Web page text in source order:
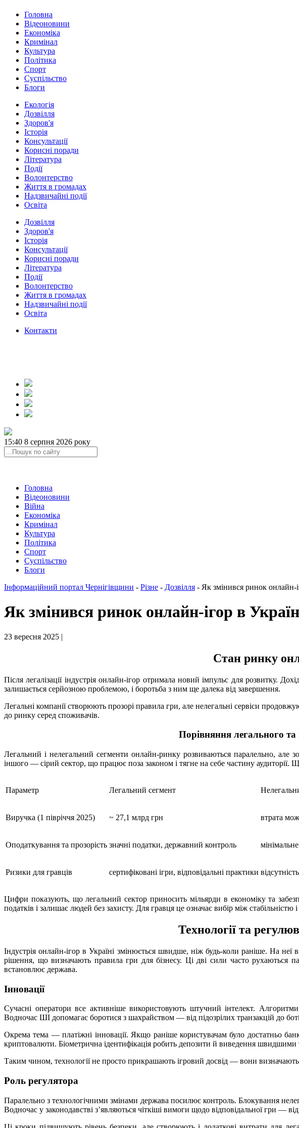
Головна
Відеоновини
Економіка
Кримінал
Культура
Політика
Спорт
Суспільство
Блоги
Екологія
Дозвілля
Здоров'я
Історія
Консультації
Корисні поради
Література
Події
Волонтерство
Життя в громадах
Надзвичайні події
Освіта
Дозвілля
Здоров'я
Історія
Консультації
Корисні поради
Література
Події
Волонтерство
Життя в громадах
Надзвичайні події
Освіта
Контакти
15:40 8 серпня 2026 року
Головна
Відеоновини
Війна
Економіка
Кримінал
Культура
Політика
Спорт
Суспільство
Блоги
Інформаційний портал Чернігівщини - Різне - Дозвілля - Як змінився ринок онлайн-
Як змінився ринок онлайн-ігор в
23 вересня 2025 |
Стан ринку
Після легалізації індустрія онлайн-ігор отримала новий імпульс для розвитку.
залишається серйозною проблемою, і боротьба з ним ще далека від завершення.
Легальні компанії створюють прозорі правила гри, але нелегальні сервіси
до ринку серед споживачів.
Порівняння легального та
Легальний і нелегальний сегменти онлайн-ринку розвиваються паралельно, але
іншого — сірий сектор, що працює поза законом і тягне на себе частину
Параметр Легальний сегмент
Виручка (1 півріччя 2025) ~ 27,1 млрд грн втрата
Оподаткування та прозорість значні податки, державний контроль
Ризики для гравців сертифіковані ігри, відповідальні практики
Цифри показують, що легальний сектор приносить мільярди в економіку та
податків і залишає людей без захисту. Для гравця це означає вибір між
Технології та
Індустрія онлайн-ігор в Україні змінюється швидше, ніж будь-коли раніше. На
рішення, що визначають правила гри для бізнесу. Ці дві сили часто рухаються
встановлює держава.
Інновації
Сучасні оператори все активніше використовують штучний інтелект.
Водночас ШІ допомагає боротися з шахрайством — від підозрілих транзакцій до
Окрема тема — платіжні інновації. Якщо раніше користувачам було достатньо
криптовалюти. Біометрична ідентифікація робить депозити й виведення
Таким чином, технології не просто прикрашають ігровий досвід — вони
Роль регулятора
Паралельно з технологічними змінами держава посилює контроль. Блокування
Водночас у законодавстві з’являються чіткіші вимоги щодо відповідальної гри —